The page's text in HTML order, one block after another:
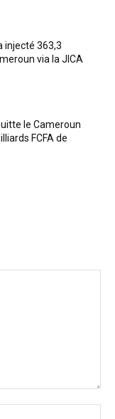
injecté 363,3
via la JICA
le Cameroun
FCFA de